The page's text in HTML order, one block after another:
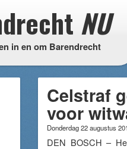
NU
in en om Barendrecht
Celstraf
voor
Donderdag 22 augustus
DEN BOSCH –